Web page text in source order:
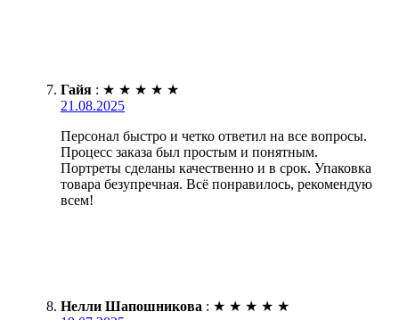
Гайя : ★ ★ ★ ★ ★
21.08.2025
Персонал быстро и четко ответил на все вопросы.
Процесс заказа был простым и понятным.
Портреты сделаны качественно и в срок. Упаковка
товара безупречная. Всё понравилось, рекомендую
всем!
Нелли Шапошникова : ★ ★ ★ ★ ★